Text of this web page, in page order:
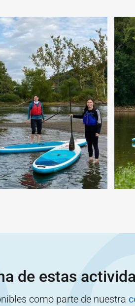
de estas
como parte de nuestra